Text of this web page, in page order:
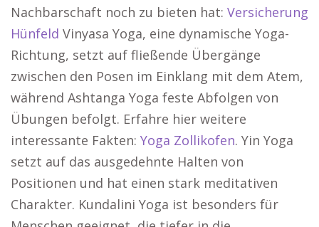
Nachbarschaft noch zu bieten hat: Versicherung
Hünfeld Vinyasa Yoga, eine dynamische Yoga-
Richtung, setzt auf fließende Übergänge
zwischen den Posen im Einklang mit dem Atem,
während Ashtanga Yoga feste Abfolgen von
Übungen befolgt. Erfahre hier weitere
interessante Fakten: Yoga Zollikofen. Yin Yoga
setzt auf das ausgedehnte Halten von
Positionen und hat einen stark meditativen
Charakter. Kundalini Yoga ist besonders für